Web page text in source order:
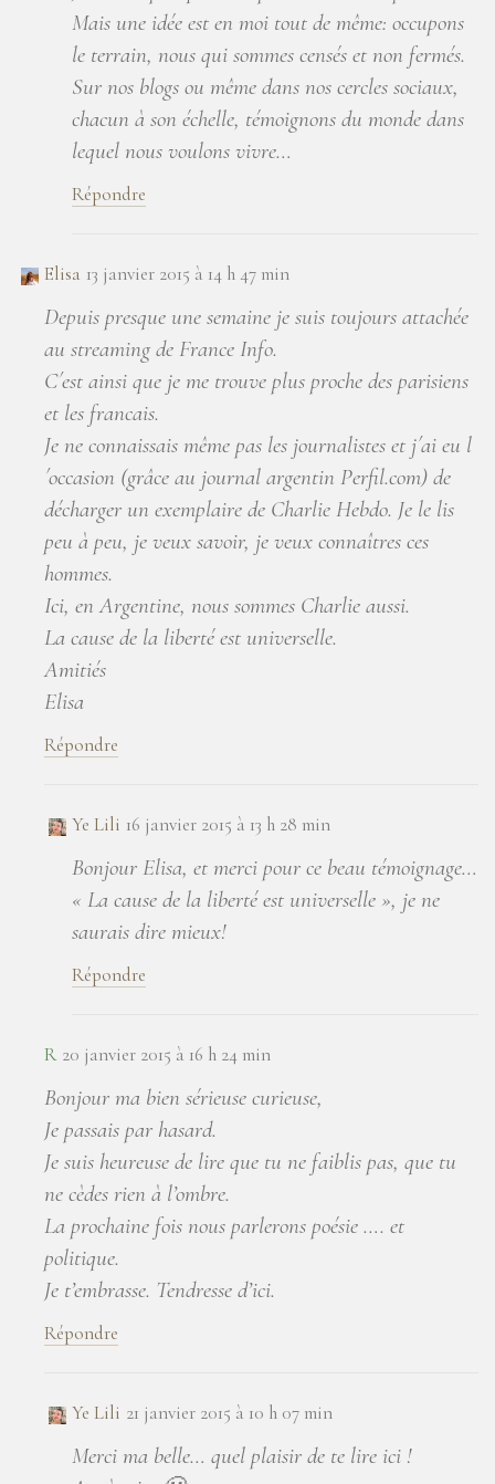
Mais une idée est en moi tout de même: occupons
le terrain, nous qui sommes censés et non fermés.
Sur nos blogs ou même dans nos cercles sociaux,
chacun à son échelle, témoignons du monde dans
lequel nous voulons vivre…
Répondre
Elisa 13 janvier 2015 à 14 h 47 min
Depuis presque une semaine je suis toujours attachée
au streaming de France Info.
C´est ainsi que je me trouve plus proche des parisiens
et les francais.
Je ne connaissais même pas les journalistes et j´ai eu l
´occasion (grâce au journal argentin Perfil.com) de
décharger un exemplaire de Charlie Hebdo. Je le lis
peu à peu, je veux savoir, je veux connaîtres ces
hommes.
Ici, en Argentine, nous sommes Charlie aussi.
La cause de la liberté est universelle.
Amitiés
Elisa
Répondre
Ye Lili 16 janvier 2015 à 13 h 28 min
Bonjour Elisa, et merci pour ce beau témoignage…
« La cause de la liberté est universelle », je ne
saurais dire mieux!
Répondre
R 20 janvier 2015 à 16 h 24 min
Bonjour ma bien sérieuse curieuse,
Je passais par hasard.
Je suis heureuse de lire que tu ne faiblis pas, que tu
ne cèdes rien à l’ombre.
La prochaine fois nous parlerons poésie …. et
politique.
Je t’embrasse. Tendresse d’ici.
Répondre
Ye Lili 21 janvier 2015 à 10 h 07 min
Merci ma belle… quel plaisir de te lire ici !